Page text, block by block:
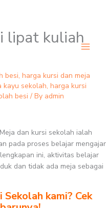
lipat kuliah
besi, harga kursi dan meja
kayu sekolah, harga kursi
besi / By admin
dan kursi sekolah ialah
pada proses belajar mengajar
ini, aktivitas belajar
dan tidak ada meja sebagai
kami? Cek